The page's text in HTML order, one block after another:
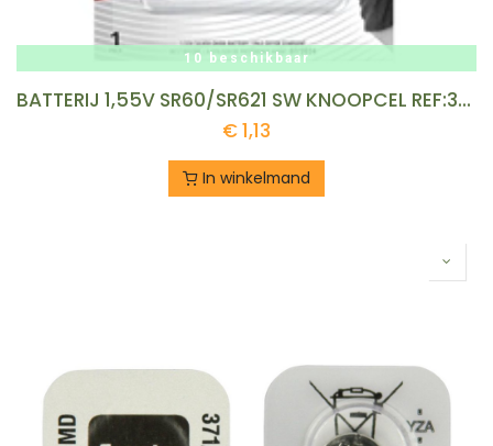
10 beschikbaar
BATTERIJ 1,55V SR60/SR621 SW KNOOPCEL REF:364LB ENERGIZER
€1,13
In winkelmand